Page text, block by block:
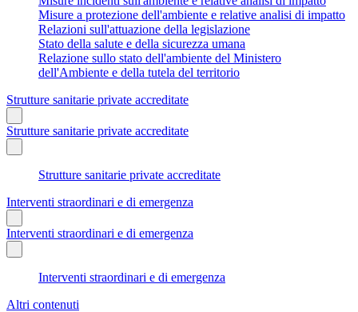
Misure a protezione dell'ambiente e relative analisi di impatto
Relazioni sull'attuazione della legislazione
Stato della salute e della sicurezza umana
Relazione sullo stato dell'ambiente del Ministero
dell'Ambiente e della tutela del territorio
Strutture sanitarie private accreditate
Strutture sanitarie private accreditate
Strutture sanitarie private accreditate
Interventi straordinari e di emergenza
Interventi straordinari e di emergenza
Interventi straordinari e di emergenza
Altri contenuti